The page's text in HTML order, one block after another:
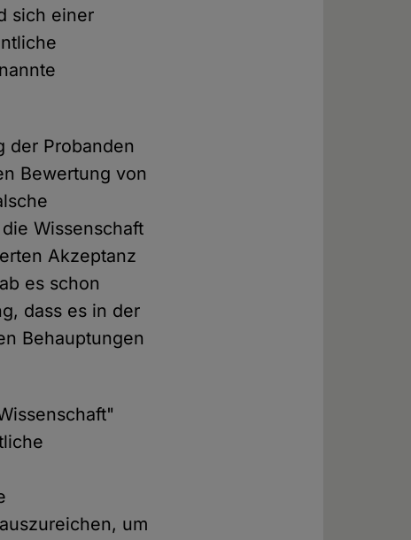
sich einer
der Probanden
Bewertung von
Wissenschaft
Akzeptanz
es schon
dass es in der
Behauptungen
um